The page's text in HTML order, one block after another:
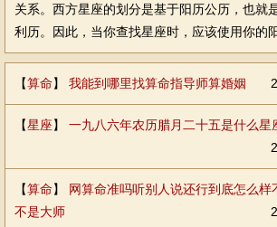
关系。西方星座的划分是基于阳历公历，也就
利历。因此，当你查找星座时，应该使用你的
【算命】 我能到哪里找算命指导师算婚姻
【星座】 一九八六年农历腊月二十五是什么星
【算命】 网算命准吗听别人说还行到底怎么样
不是大师